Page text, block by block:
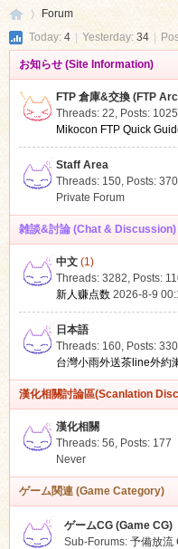
Mi
Forum
Today: 4 Yesterday: 34
お知らせ (Site Information)
FTP 倉庫&交換 (FTP
Threads: 22, Posts: 1025
Mikocon FTP Quick
Staff Area
Threads: 150, Posts:
Private Forum
雑談&討論 (Chat & Discussion)
中文(1)
Threads: 3282, Posts:
新人赚点数 2026-8-9
日本語
Threads: 160, Posts: 330
台灣小雨外送茶line外約
漢化相關討論區(Scanlation
漢化相關
Threads: 56, Posts: 177
Never
ゲーム関連 (Game Category)
ゲームCG (Game CG)
Sub-Forums: 予備放流